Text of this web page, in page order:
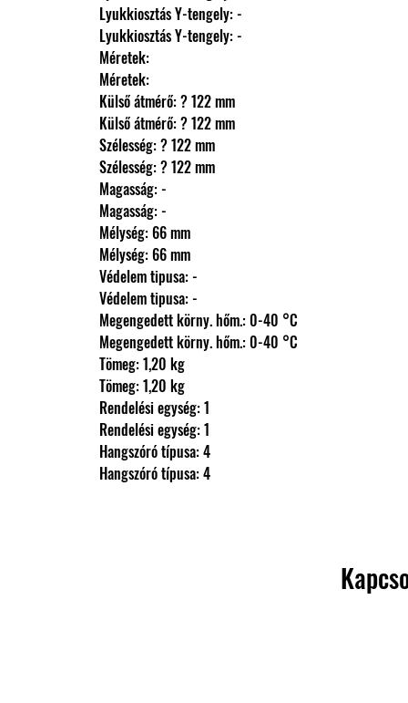
                Lyukkiosztás Y-tengely: -
                Lyukkiosztás Y-tengely: -
                Méretek:
                Méretek:
                Külső átmérő: ? 122 mm
                Külső átmérő: ? 122 mm
                Szélesség: ? 122 mm
                Szélesség: ? 122 mm
                Magasság: -
                Magasság: -
                Mélység: 66 mm
                Mélység: 66 mm
                Védelem tipusa: -
                Védelem tipusa: -
                Megengedett körny. hőm.: 0-40 °C
                Megengedett körny. hőm.: 0-40 °C
                Tömeg: 1,20 kg
                Tömeg: 1,20 kg
                Rendelési egység: 1
                Rendelési egység: 1
                Hangszóró típusa: 4
                Hangszóró típusa: 4